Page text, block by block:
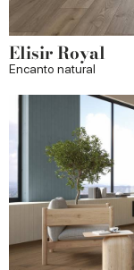
Elisir Royal
Encanto natural